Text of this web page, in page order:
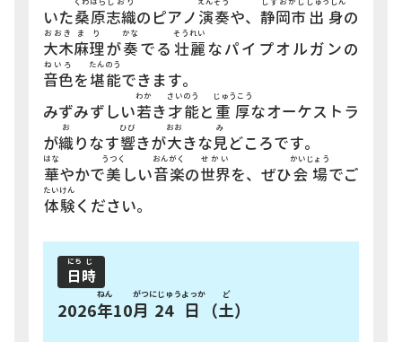
いた桑原志織のピアノ 演奏や、 静岡市 出身の
大木
おおき
麻理
まり
が奏
かな
でる 壮麗
そうれい
なパイプオルガンの
音色
ねいろ
を堪能
たんのう
できます。
みずみずしい若
わか
き才能
さいのう
と 重厚
じゅうこう
なオーケストラ
が織
お
りなす響
ひび
きが大
おお
きな見
み
どころです。
華
はな
やかで美
うつく
しい音楽
おんがく
の世界
せかい
を、ぜひ会場
かいじょう
でご
体験
たいけん
ください。
日
にち
時
じ
2026年
ねん
10月
がつ
24日
にじゅうよっか
（土
ど
）